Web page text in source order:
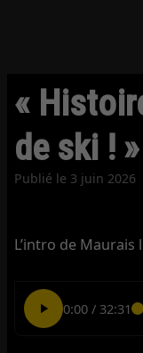
«
de ski ! »
Publié le 3 juin 2026
L’intro de Maurais
0:00/ 32:31